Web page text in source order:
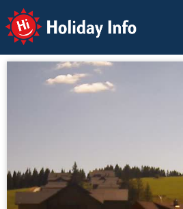
Holiday Info